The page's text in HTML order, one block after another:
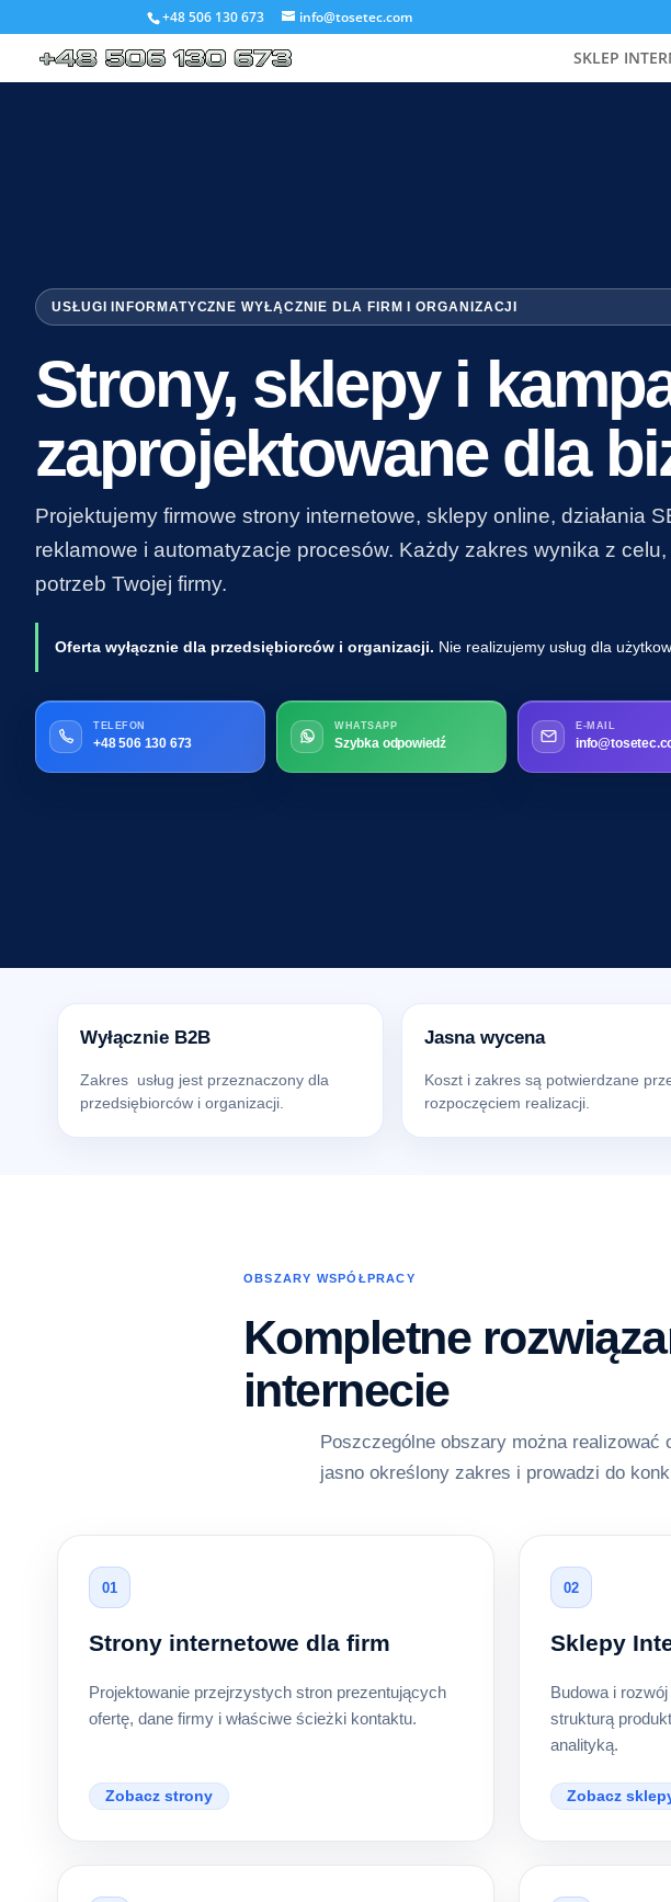
+48 506 130 673 info@tosetec.com
SKLEP
USŁUGI INFORMATYCZNE WYŁĄCZNIE DLA FIRM I ORGANIZACJI
Strony, sklepy i
zaprojektowane dla
Projektujemy firmowe strony internetowe, sklepy online, działania
reklamowe i automatyzacje procesów. Każdy zakres wynika z
potrzeb Twojej firmy.
Oferta wyłącznie dla przedsiębiorców i organizacji. Nie realizujemy usług dla
TELEFON
+48 506 130 673
WHATSAPP
Szybka odpowiedź
E-MAIL
Wyłącznie B2B
Zakres usług jest przeznaczony dla
przedsiębiorców i organizacji.
Jasna wycena
Koszt i zakres są potwierdzane
rozpoczęciem realizacji.
OBSZARY WSPÓŁPRACY
Kompletne
internecie
Poszczególne obszary można realizować
jasno określony zakres i prowadzi do
01
Strony internetowe dla firm
Projektowanie przejrzystych stron prezentujących
ofertę, dane firmy i właściwe ścieżki kontaktu.
Zobacz strony
02
Sklepy
Budowa i
strukturą
analityką.
Zobacz